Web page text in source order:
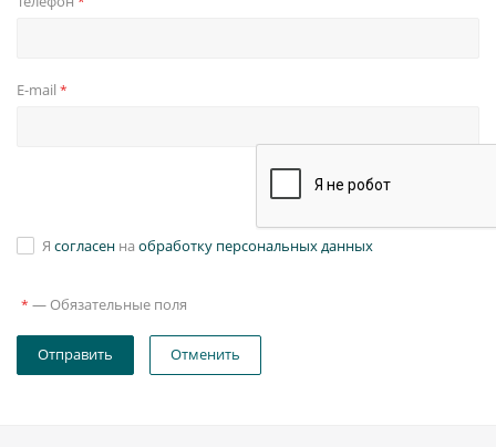
E-mail *
Я согласен на обработку персональных данных
* — Обязательные поля
Отправить Отменить